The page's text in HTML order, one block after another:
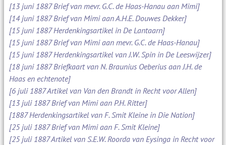
[13 juni 1887 Brief van mevr. G.C. de Haas-Hanau aan Mimi]
[14 juni 1887 Brief van Mimi aan A.H.E. Douwes Dekker]
[15 juni 1887 Herdenkingsartikel in De Lantaarn]
[15 juni 1887 Brief van Mimi aan mevr. G.C. de Haas-Hanau]
[15 juni 1887 Herdenkingsartikel van J.W. Spin in De Leeswijzer]
[18 juni 1887 Briefkaart van N. Braunius Oeberius aan J.H. de
Haas en echtenote]
[6 juli 1887 Artikel van Van den Brandt in Recht voor Allen]
[13 juli 1887 Brief van Mimi aan P.H. Ritter]
[1887 Herdenkingsartikel van F. Smit Kleine in Die Nation]
[25 juli 1887 Brief van Mimi aan F. Smit Kleine]
[25 juli 1887 Artikel van S.E.W. Roorda van Eysinga in Recht voor